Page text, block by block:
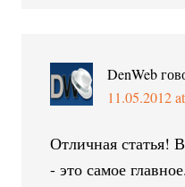
DenWeb
11.05.2012
Отличная статья!
- это самое